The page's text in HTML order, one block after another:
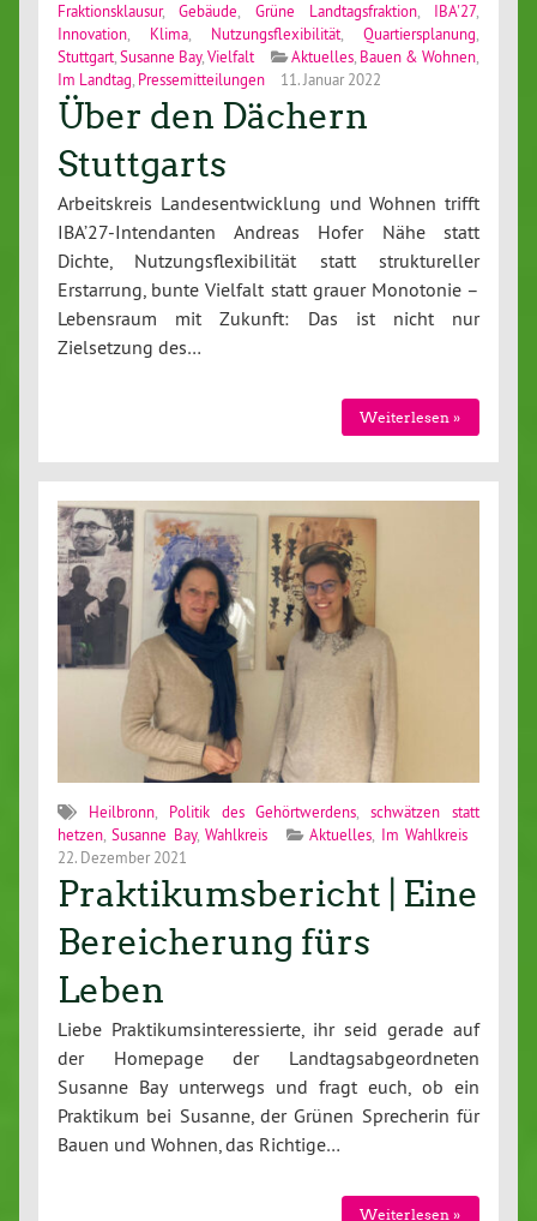
Fraktionsklausur,Gebäude Grüne Landtagsfraktion, IBA'27,
Innovation
Klima Nutzungsflexibilität Quartiersplanung
Stuttgart ,Susanne Bay,Vielfalt Aktuelles, Bauen & Wohnen
Im Landtag Pressemitteilungen 11. Januar 2022
Über den Dächern
Stuttgarts
Arbeitskreis Landesentwicklung und Wohnen trifft
IBA’27-Intendanten Andreas Hofer Nähe statt
Dichte, Nutzungsflexibilität statt struktureller
Erstarrung, bunte Vielfalt statt grauer Monotonie –
Lebensraum mit Zukunft: Das ist nicht nur
Zielsetzung des…
Weiterlesen »
Heilbronn, Politik des Gehörtwerdens,schwätzen statt
hetzen,Susanne Bay,Wahlkreis Aktuelles, Im Wahlkreis
22. Dezember 2021
Praktikumsbericht | Eine
Bereicherung fürs
Leben
Liebe Praktikumsinteressierte, ihr seid gerade auf
der Homepage der Landtagsabgeordneten
Susanne Bay unterwegs und fragt euch, ob ein
Praktikum bei Susanne, der Grünen Sprecherin für
Bauen und Wohnen, das Richtige…
Weiterlesen »